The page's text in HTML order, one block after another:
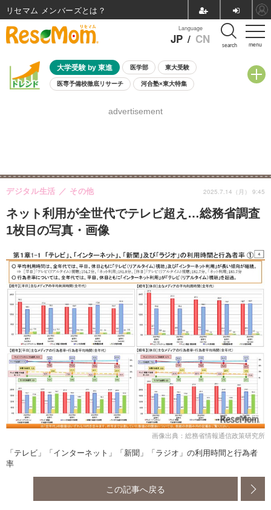
menu
Language
JP / CN search
大学受験 by 東進 医学部 東大受験
医専予備校徹底リサーチ 河合塾×東大特集
8月開催学校説明会・相談会
advertisement
ネット利用が全世代でテレビ超え…総務省調査
1枚目の写真・画像
デジタル生活 その他 2025.7.14（月） 9:45
画像出典：総務省情報通信政策研究所
「テレビ」「インターネット」「新聞」「ラジオ」の利用時間と行為者
率
この記事へ戻る
リセマム メンバーズ